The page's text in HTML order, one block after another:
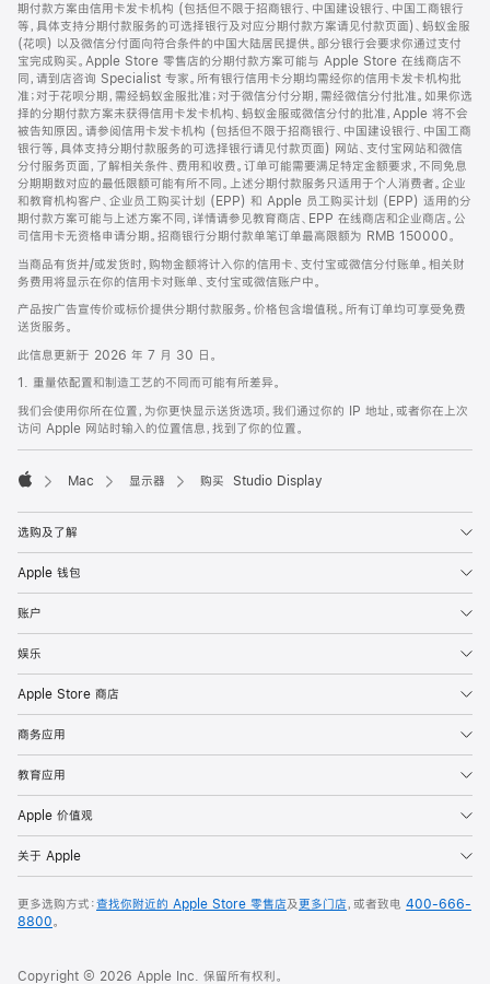
期付款方案由信用卡发卡机构 (包括但不限于招商银行、中国建设银行、中国工商银行
等，具体支持分期付款服务的可选择银行及对应分期付款方案请见付款页面)、蚂蚁金服
(花呗) 以及微信分付面向符合条件的中国大陆居民提供。部分银行会要求你通过支付
宝完成购买。Apple Store 零售店的分期付款方案可能与 Apple Store 在线商店不
同，请到店咨询 Specialist 专家。所有银行信用卡分期均需经你的信用卡发卡机构批
准；对于花呗分期，需经蚂蚁金服批准；对于微信分付分期，需经微信分付批准。如果你选
择的分期付款方案未获得信用卡发卡机构、蚂蚁金服或微信分付的批准，Apple 将不会
被告知原因。请参阅信用卡发卡机构 (包括但不限于招商银行、中国建设银行、中国工商
银行等，具体支持分期付款服务的可选择银行请见付款页面) 网站、支付宝网站和微信
分付服务页面，了解相关条件、费用和收费。订单可能需要满足特定金额要求，不同免息
分期期数对应的最低限额可能有所不同。上述分期付款服务只适用于个人消费者。企业
和教育机构客户、企业员工购买计划 (EPP) 和 Apple 员工购买计划 (EPP) 适用的分
期付款方案可能与上述方案不同，详情请参见教育商店、EPP 在线商店和企业商店。公
司信用卡无资格申请分期。招商银行分期付款单笔订单最高限额为 RMB 150000。
当商品有货并/或发货时，购物金额将计入你的信用卡、支付宝或微信分付账单。相关财
务费用将显示在你的信用卡对账单、支付宝或微信账户中。
产品按广告宣传价或标价提供分期付款服务。价格包含增值税。所有订单均可享受免费
送货服务。
此信息更新于 2026 年 7 月 30 日。
1. 重量依配置和制造工艺的不同而可能有所差异。
我们会使用你所在位置，为你更快显示送货选项。我们通过你的 IP 地址，或者你在上次
访问 Apple 网站时输入的位置信息，找到了你的位置。
Mac 显示器 购买 Studio Display
选购及了解
Apple 钱包
账户
娱乐
Apple Store 商店
商务应用
教育应用
Apple 价值观
关于 Apple
更多选购方式：查找你附近的 Apple Store 零售店及更多门店，或者致电 400-666-
8800。
Copyright © 2026 Apple Inc. 保留所有权利。